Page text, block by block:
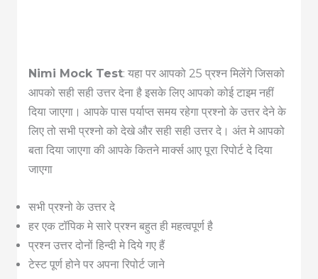
Nimi Mock Test: यहा पर आपको 25 प्रश्न मिलेंगे जिसको
आपको सही सही उत्तर देना है इसके लिए आपको कोई टाइम नहीं
दिया जाएगा। आपके पास पर्याप्त समय रहेगा प्रश्नो के उत्तर देने के
लिए तो सभी प्रश्नो को देखे और सही सही उत्तर दे। अंत मे आपको
बता दिया जाएगा की आपके कितने मार्क्स आए पूरा रिपोर्ट दे दिया
जाएगा
सभी प्रश्नो के उत्तर दे
हर एक टॉपिक मे सारे प्रश्न बहुत ही महत्वपूर्ण है
प्रश्न उत्तर दोनों हिन्दी मे दिये गए हैं
टेस्ट पूर्ण होने पर अपना रिपोर्ट जाने